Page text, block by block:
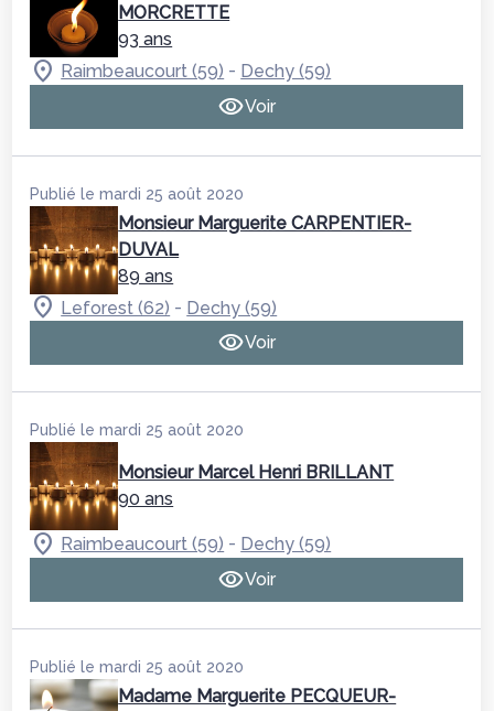
MORCRETTE
93 ans
Raimbeaucourt (59) - Dechy (59)
Voir
Publié le mardi 25 août 2020
Monsieur Marguerite CARPENTIER-
DUVAL
89 ans
Leforest (62) - Dechy (59)
Voir
Publié le mardi 25 août 2020
Monsieur Marcel Henri BRILLANT
90 ans
Raimbeaucourt (59) - Dechy (59)
Voir
Publié le mardi 25 août 2020
Madame Marguerite PECQUEUR-